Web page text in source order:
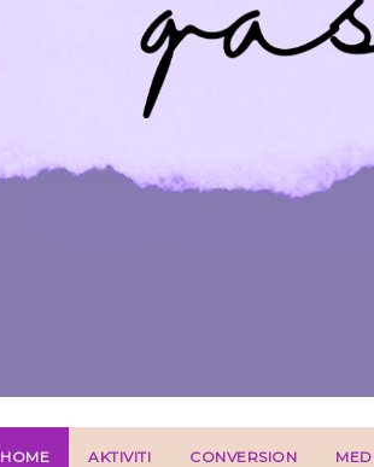
HOME AKTIVITI CONVERSION